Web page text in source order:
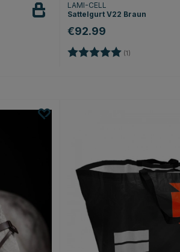
LAMI-CELL
Sattelgurt V22 Braun
€92.99
Bewertung: (1)